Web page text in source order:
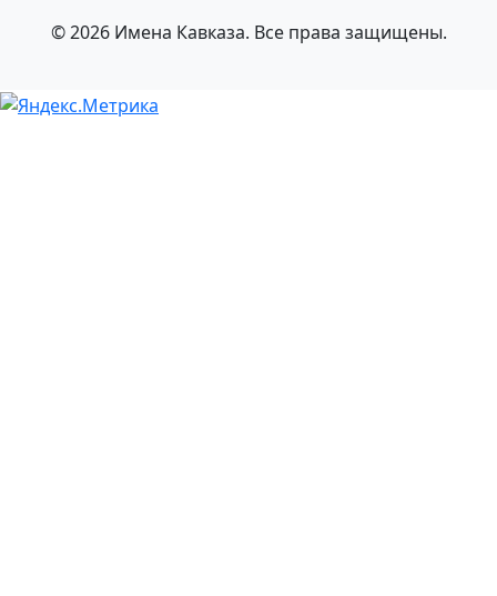
© 2026 Имена Кавказа. Все права защищены.